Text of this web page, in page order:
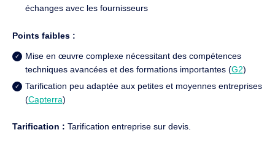
échanges avec les fournisseurs
Points faibles :
Mise en œuvre complexe nécessitant des compétences
techniques avancées et des formations importantes (G2)
Tarification peu adaptée aux petites et moyennes entreprises
(Capterra)
Tarification : Tarification entreprise sur devis.